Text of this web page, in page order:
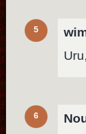
5
6